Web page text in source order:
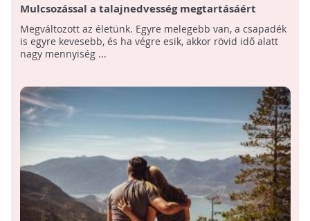
Mulcsozással a talajnedvesség megtartásáért
Megváltozott az életünk. Egyre melegebb van, a csapadék
is egyre kevesebb, és ha végre esik, akkor rövid idő alatt
nagy mennyiség ...